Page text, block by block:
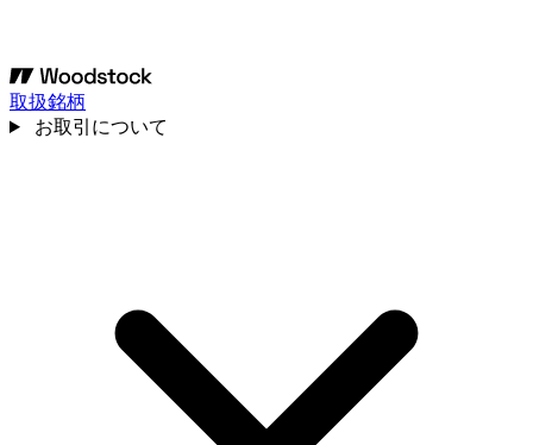
取扱銘柄
お取引について